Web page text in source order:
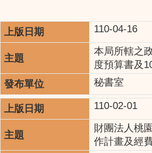
110-04-16
本局所轄之
度預算書及
秘書室
110-02-01
財團法人桃
作計畫及經